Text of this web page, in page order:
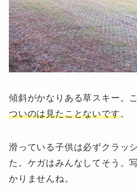
傾斜がかなりある草スキー。
ついのは見たことないです。
滑っている子供は必ずクラッ
た。ケガはみんなしてそう。
かりませんね。